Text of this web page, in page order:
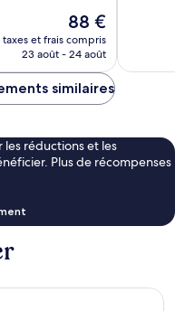
Le
nouveau
prix
de
88 €
taxes et frais compris
23 août - 24 août
similaires
réductions et les
Plus de récompenses